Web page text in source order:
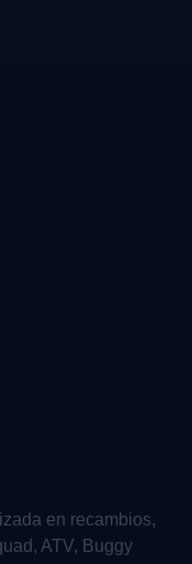
en recambios,
ATV, Buggy